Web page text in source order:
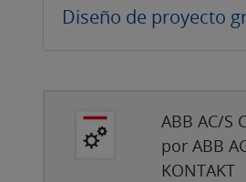
Diseño de proyecto
ABB AC/S
por ABB
KONTAKT